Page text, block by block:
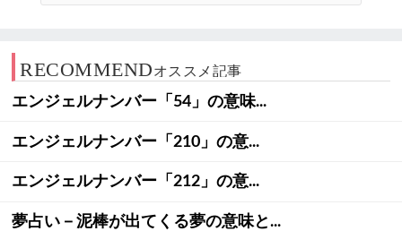
RECOMMENDオススメ記事
エンジェルナンバー「54」の意味...
エンジェルナンバー「210」の意...
エンジェルナンバー「212」の意...
夢占い－泥棒が出てくる夢の意味と...